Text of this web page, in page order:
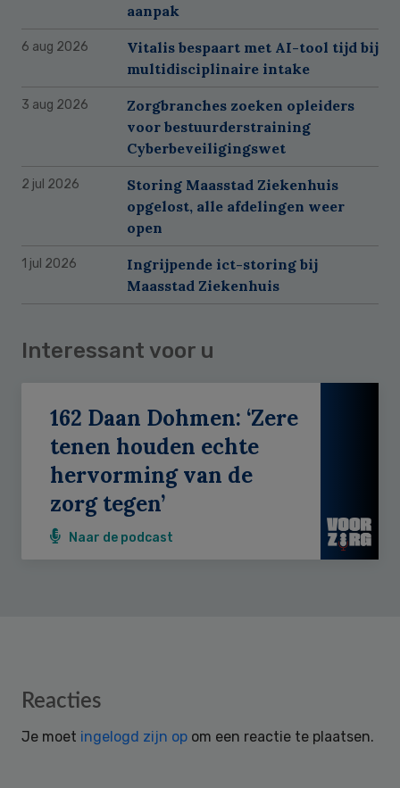
aanpak
6 aug 2026
Vitalis bespaart met AI-tool tijd bij
multidisciplinaire intake
3 aug 2026
Zorgbranches zoeken opleiders
voor bestuurderstraining
Cyberbeveiligingswet
2 jul 2026
Storing Maasstad Ziekenhuis
opgelost, alle afdelingen weer
open
1 jul 2026
Ingrijpende ict-storing bij
Maasstad Ziekenhuis
Interessant voor u
162 Daan Dohmen: ‘Zere
tenen houden echte
hervorming van de
zorg tegen’
Naar de podcast
Reader
Reacties
Je moet ingelogd zijn op om een reactie te plaatsen.